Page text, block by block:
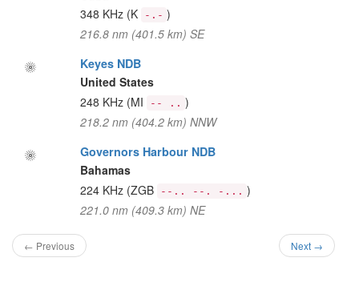
348 KHz (K -.- )
216.8 nm (401.5 km) SE
Keyes NDB
United States
248 KHz (MI -- .. )
218.2 nm (404.2 km) NNW
Governors Harbour NDB
Bahamas
224 KHz (ZGB --.. --. -... )
221.0 nm (409.3 km) NE
← Previous Next →